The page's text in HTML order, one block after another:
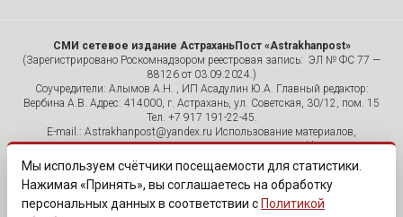
СМИ сетевое издание АстраханьПост «Astrakhanpost»
(Зарегистрировано Роскомнадзором реестровая запись: ЭЛ № ФС 77 —
88126 от 03.09.2024.)
Соучредители: Алымов А.Н. , ИП Асадулин Ю.А. Главный редактор:
Вербина А.В. Адрес: 414000, г. Астрахань, ул. Советская, 30/12, пом. 15
Тел. +7 917 191-22-45.
E-mail.: Astrakhanpost@yandex.ru Использование материалов,
размещенных на страницах сетевого издания «Astrakhanpost»,
допускается исключительно с указанием источника и публикацией
активной гиперссылки на портал Astrakhanpost.ru. Комментарии
читателей сайта размещаются без предварительного редактирования.
Редакция оставляет за собой право удалить их с сайта или
Мы используем счётчики посещаемости для статистики.
Нажимая «Принять», вы соглашаетесь на обработку
персональных данных в соответствии с Политикой